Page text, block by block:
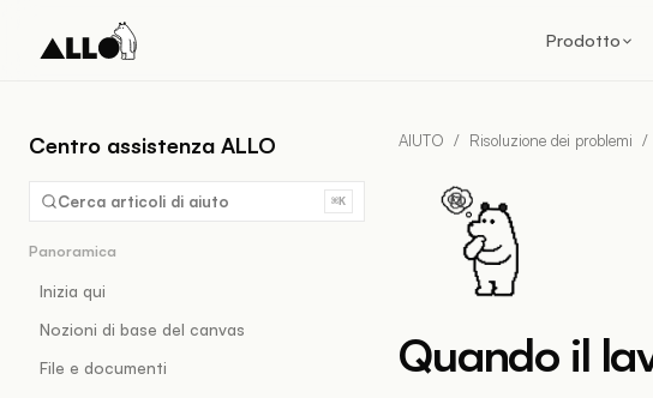
Prodotto
Centro assistenza ALLO
Cerca articoli di aiuto ⌘K
Panoramica
Inizia qui
Nozioni di base del canvas
File e documenti
AIUTO / Risoluzione dei problemi /
Quando il